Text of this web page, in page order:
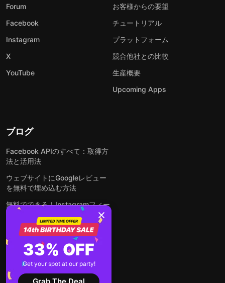
Forum
Facebook
Instagram
X
YouTube
お客様からの要望
チュートリアル
プラットフォーム
競合他社との比較
生産概要
Upcoming Apps
ブログ
Facebook APIのすべて：取得方
法と活用法
ウェブサイトにGoogleレビュー
を無料で埋め込む方法
無料でできる！Instagramフィー
ドをウェブサイトに埋め込む方法
どんなウェブサイトにも無料でフ
ォームを埋め込む方法
WordPressサイトにLinkedInフ
ィードを埋め込む方法は？
33% OFF
Get your spot at our party!